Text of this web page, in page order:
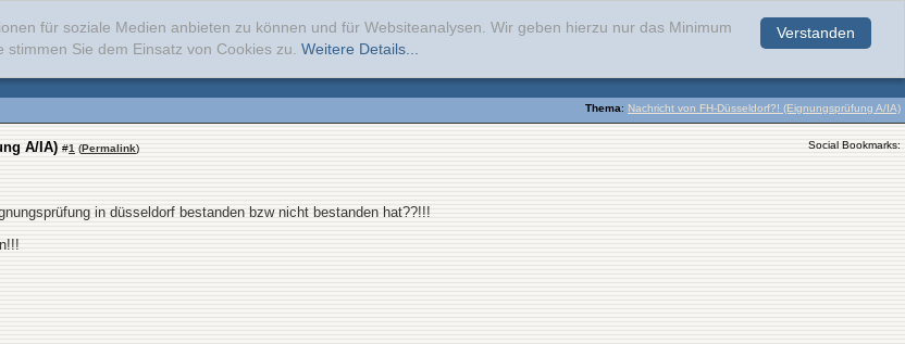
Verstanden
für soziale Medien anbieten zu können und für Websiteanalysen. Wir geben hierzu nur das Minimum
Sie dem Einsatz von Cookies zu. Weitere Details...
Thema: Nachricht von FH-Düsseldorf?! (Eignungsprüfung A/IA)
A/IA) #1 (Permalink) Social Bookmarks:
in düsseldorf bestanden bzw nicht bestanden hat??!!!